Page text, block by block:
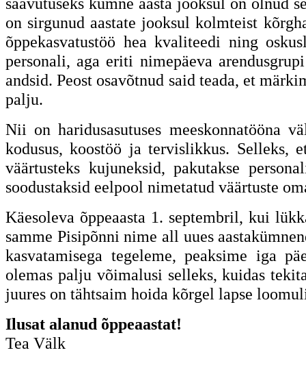
on sirgunud aastate jooksul kolmteist
õppekasvatustöö hea kvaliteedi ning
personali, aga eriti nimepäeva
andsid. Peost osavõtnud said teada, et
palju.
Nii on haridusasutuses meeskonnatööna
kodusus, koostöö ja tervislikkus. Selleks,
väärtusteks kujuneksid, pakutakse
soodustaksid eelpool nimetatud väärtuste
Käesoleva õppeaasta 1. septembril, kui
samme Pisipõnni nime all uues
kasvatamisega tegeleme, peaksime iga
olemas palju võimalusi selleks, kuidas
juures on tähtsaim hoida kõrgel lapse
Ilusat alanud õppeaastat!
Tea Välk